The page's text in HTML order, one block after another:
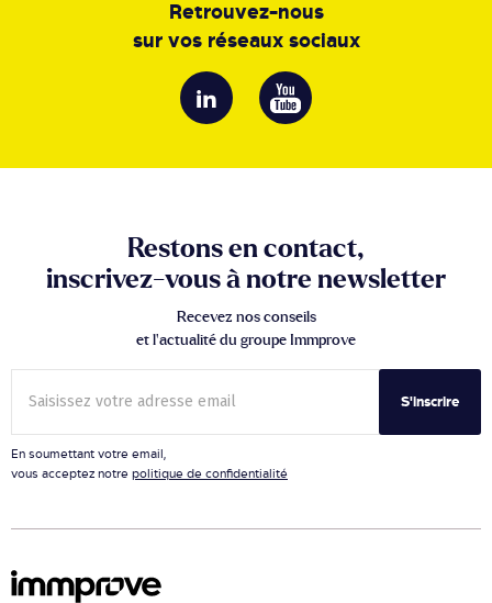
Retrouvez-nous
sur vos réseaux sociaux
Restons en contact,
inscrivez-vous à notre newsletter
Recevez nos conseils
et l’actualité du groupe Immprove
S'inscrire
En soumettant votre email,
vous acceptez notre politique de confidentialité